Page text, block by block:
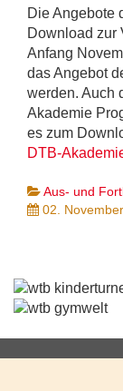
Die Angebote
Download zur
Anfang
das Angebot
werden. Auch
Akademie
es zum
DTB-
Aus- und
02.